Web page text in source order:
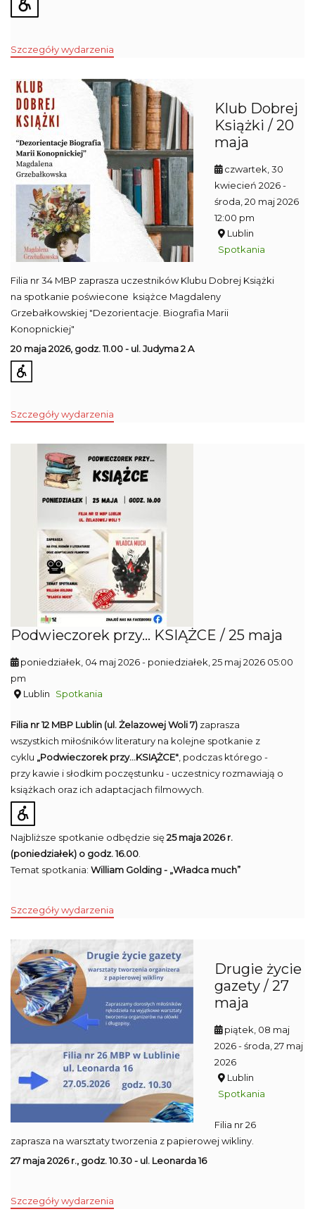
Szczegóły wydarzenia
Klub Dobrej
Książki / 20
maja
czwartek, 30
kwiecień 2026-
środa, 20 maj 2026
12:00 pm
Lublin
Spotkania
Filia nr 34 MBP zaprasza uczestników Klubu Dobrej Książki
na spotkanie poświecone książce Magdaleny
Grzebałkowskiej "Dezorientacje. Biografia Marii
Konopnickiej"
20 maja 2026, godz. 11.00 - ul. Judyma 2 A
Szczegóły wydarzenia
Podwieczorek przy... KSIĄŻCE / 25 maja
poniedziałek, 04 maj 2026- poniedziałek, 25 maj 2026 05:00
pm
Lublin
Spotkania
Filia nr 12 MBP Lublin (ul. Żelazowej Woli 7) zaprasza
wszystkich miłośników literatury na kolejne spotkanie z
cyklu „Podwieczorek przy...KSIĄŻCE" , podczas którego -
przy kawie i słodkim poczęstunku - uczestnicy rozmawiają o
książkach oraz ich adaptacjach filmowych.
Najbliższe spotkanie odbędzie się25 maja 2026 r.
(poniedziałek) o godz. 16.00
Temat spotkania: William Golding - „Władca much”
Szczegóły wydarzenia
Drugie życie
gazety / 27
maja
piątek, 08 maj
2026- środa, 27 maj
2026
Lublin
Spotkania
Filia nr 26
zaprasza na warsztaty tworzenia z papierowej wikliny.
27 maja 2026 r., godz. 10.30 - ul. Leonarda 16
Szczegóły wydarzenia